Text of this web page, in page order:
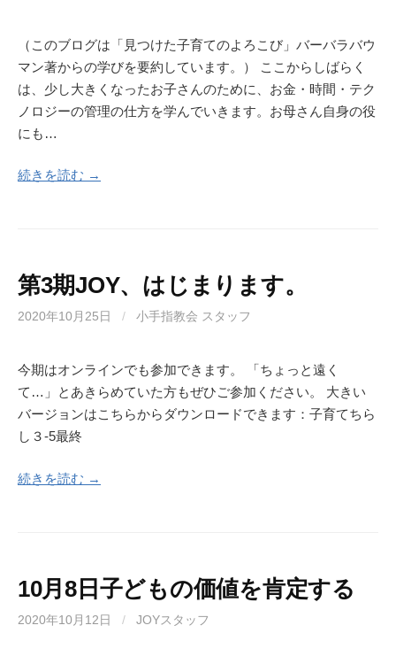
（このブログは「見つけた子育てのよろこび」バーバラバウ
マン著からの学びを要約しています。） ここからしばらく
は、少し大きくなったお子さんのために、お金・時間・テク
ノロジーの管理の仕方を学んでいきます。お母さん自身の役
にも…
続きを読む →
第3期JOY、はじまります。
2020年10月25日 / 小手指教会 スタッフ
今期はオンラインでも参加できます。 「ちょっと遠く
て…」とあきらめていた方もぜひご参加ください。 大きい
バージョンはこちらからダウンロードできます：子育てちら
し３-5最終
続きを読む →
10月8日子どもの価値を肯定する
2020年10月12日 / JOYスタッフ